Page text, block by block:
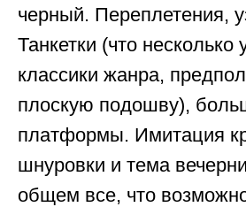
черный. Переплетения,
Танкетки (что несколько
классики жанра,
плоскую подошву),
платформы. Имитация
шнуровки и тема
общем все, что